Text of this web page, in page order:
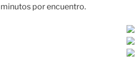
minutos por encuentro.